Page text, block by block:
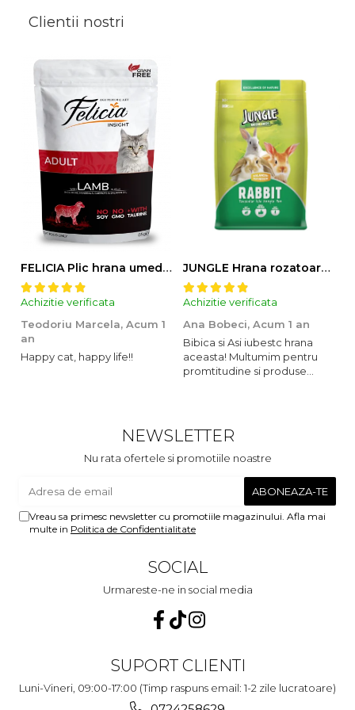
Clientii nostri
FELICIA Plic hrana umeda pentru pisici adulte, cu Miel, Set 12x85g
Achizitie verificata
Teodoriu Marcela, Acum 1
an
Happy cat, happy life!!
JUNGLE Hrana rozatoare IEPURI 500g
Achizitie verificata
Ana Bobeci, Acum 1 an
Bibica si Asi iubestc hrana
aceasta! Multumim pentru
promtitudine si produse
NEWSLETTER
Nu rata ofertele si promotiile noastre
Vreau sa primesc newsletter cu promotiile magazinului. Afla mai
multe in Politica de Confidentialitate
SOCIAL
Urmareste-ne in social media
SUPORT CLIENTI
Luni-Vineri, 09:00-17:00 (Timp raspuns email: 1-2 zile lucratoare)